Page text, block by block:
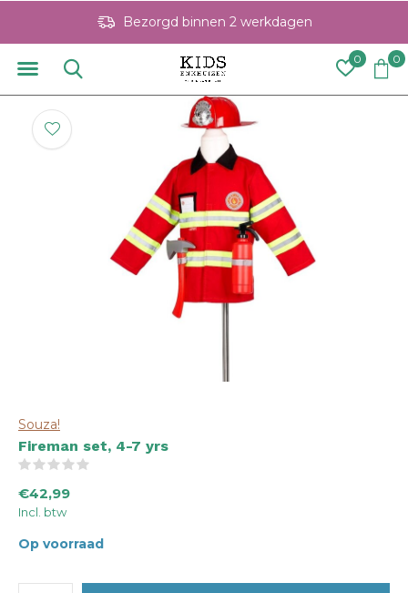
0 0
Bezorgd binnen 2 werkdagen
Souza!
Fireman set, 4-7 yrs
€42,99
Incl. btw
Op voorraad